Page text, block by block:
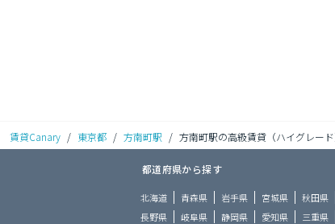
賃貸Canary / 東京都 / 方南町駅 / 方南町駅の高級賃貸（ハイグレー
都道府県から探す
北海道 青森県 岩手県 宮城県 秋田県
長野県
岐阜県 静岡県 愛知県 三重県